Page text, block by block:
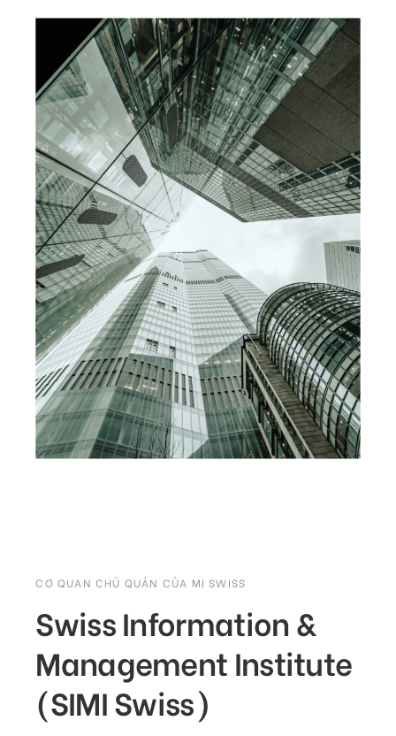
CƠ QUAN CHỦ QUẢN CỦA MI SWISS
Swiss Information &
Management Institute
(SIMI Swiss)